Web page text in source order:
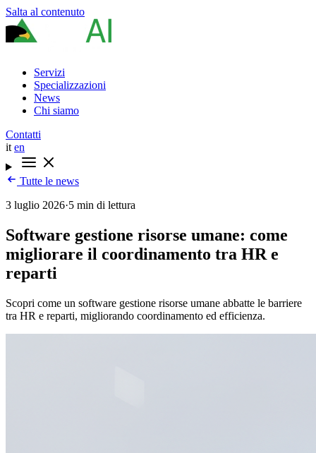
Salta al contenuto
Servizi
Specializzazioni
News
Chi siamo
Contatti
it en
Tutte le news
3 luglio 2026·5 min di lettura
Software gestione risorse umane: come
migliorare il coordinamento tra HR e
reparti
Scopri come un software gestione risorse umane abbatte le barriere
tra HR e reparti, migliorando coordinamento ed efficienza.